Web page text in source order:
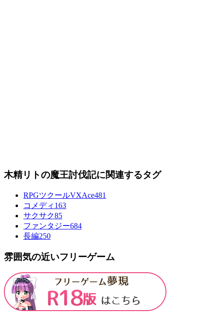
木精リトの魔王討伐記に関連するタグ
RPGツクールVXAce481
コメディ 163
サクサク85
ファンタジー684
長編250
雰囲気の近いフリーゲーム